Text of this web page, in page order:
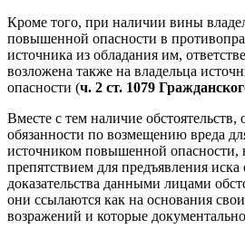
Кроме того, при наличии вины
повышенной опасности в
источника из обладания им,
возложена также на владельца
опасности (ч. 2 ст. 1079
Вместе с тем наличие
обязанности по возмещению вреда
источником повышенной опасности,
препятствием для предъявления
доказательства данными лицами
они ссылаются как на основания
возражений и которые